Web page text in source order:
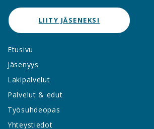
LIITY JÄSENEKSI
Etusivu
Jäsenyys
Lakipalvelut
Palvelut & edut
Työsuhdeopas
Yhteystiedot